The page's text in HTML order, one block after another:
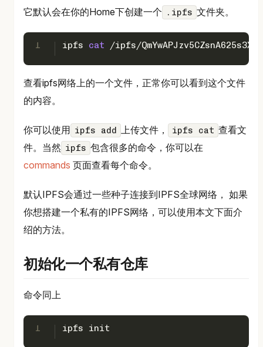
它默认会在你的Home下创建一个 .ipfs 文件夹。
1 ipfs cat /ipfs/
查看ipfs网络上的一个文件，正常你可以看到这个文件
的内容。
你可以使用 ipfs add 上传文件， ipfs cat 查看文
件。当然 ipfs 包含很多的命令，你可以在
commands 页面查看每个命令。
默认IPFS会通过一些种子连接到IPFS全球网络， 如果
你想搭建一个私有的IPFS网络，可以使用本文下面介
绍的方法。
初始化一个私有仓库
命令同上
1 ipfs init